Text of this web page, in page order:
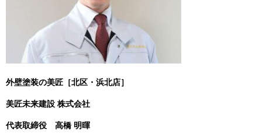
外壁塗装の美匠［北区・浜北店］
美匠未来建設 株式会社
代表取締役 高橋 明暉